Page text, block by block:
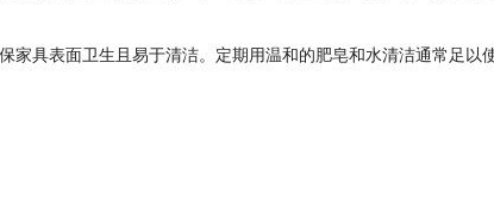
具表面卫生且易于清洁。定期用温和的肥皂和水清洁通常足以